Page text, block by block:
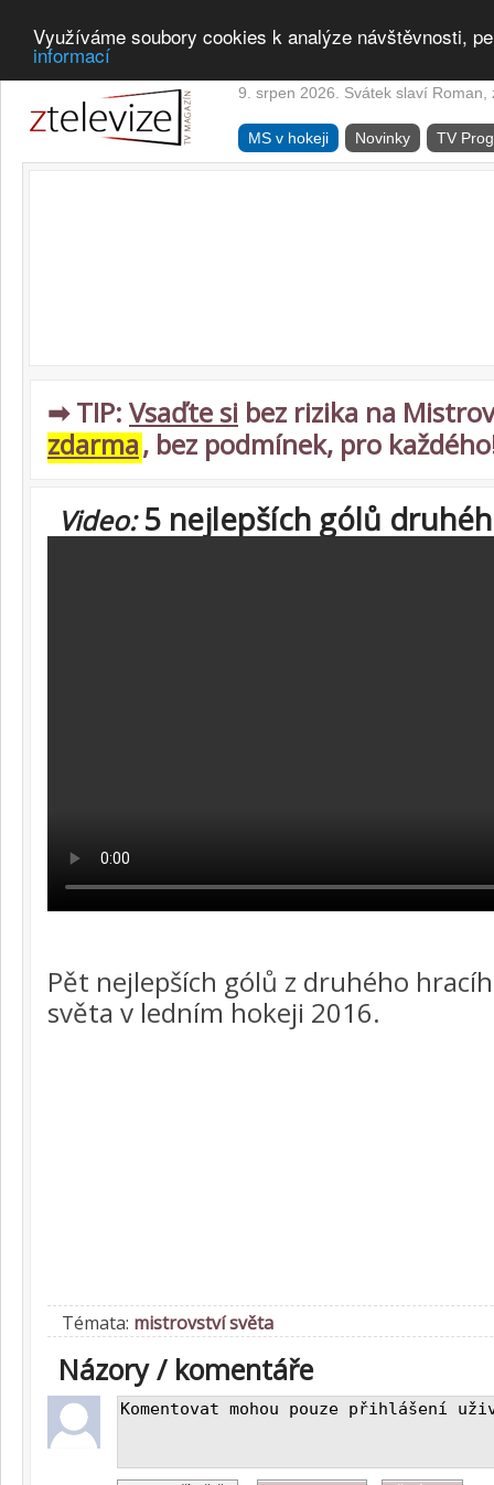
Využíváme soubory cookies k analýze návštěvnosti,
informací
9. srpen 2026. Svátek slaví Roman,
MS v hokeji Novinky TV
➡ TIP: Vsaďte si bez rizika na
zdarma, bez podmínek, pro
Video:5 nejlepších gólů
Pět nejlepších gólů z druhého
světa v ledním hokeji 2016.
Témata: mistrovství světa
Názory / komentáře